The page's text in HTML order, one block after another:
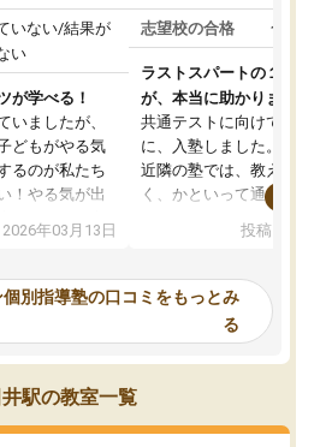
いない/結果が
い
が学べる！
いましたが、
どもがやる気
るのが私たち
！やる気が出
任です」と言
と考えて、思
生から学ぶこ
たらいいなと
足りないのか
子どももびっ
る気を持って
通り、少しず
年03月13日
志望校の合格 合格
ラストスパートの１か月
が、本当に助かりました
共通テストに向けての追
に、入塾しました。田舎
近隣の塾では、教えても
く、かといって通うには
可能なので本当に助か
らないところをピンポイ
頂いて、とてもわかり
していました。一生を
スト、多少お金がかかっ
投稿日：
個別指導塾の口コミをもっとみ
る
駅の教室一覧